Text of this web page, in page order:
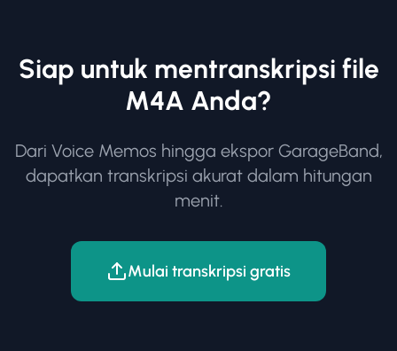
Siap untuk mentranskripsi file
M4A Anda?
Dari Voice Memos hingga ekspor GarageBand,
dapatkan transkripsi akurat dalam hitungan
menit.
Mulai transkripsi gratis